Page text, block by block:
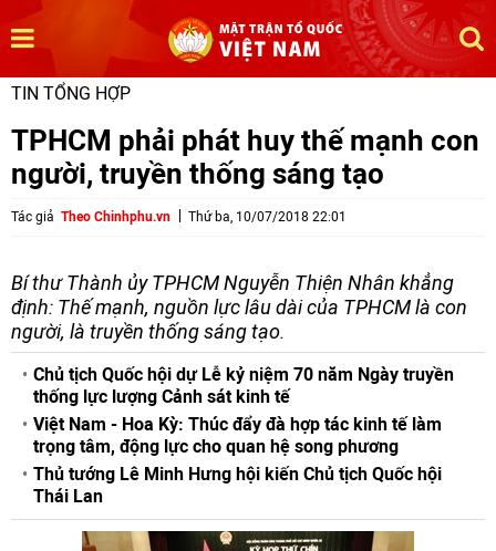
TIN TỔNG HỢP
TPHCM phải phát huy thế mạnh con
người, truyền thống sáng tạo
Tác giả Theo Chinhphu.vn Thứ ba, 10/07/2018 22:01
Bí thư Thành ủy TPHCM Nguyễn Thiện Nhân khẳng
định: Thế mạnh, nguồn lực lâu dài của TPHCM là con
người, là truyền thống sáng tạo.
Chủ tịch Quốc hội dự Lễ kỷ niệm 70 năm Ngày truyền
thống lực lượng Cảnh sát kinh tế
Việt Nam - Hoa Kỳ: Thúc đẩy đà hợp tác kinh tế làm
trọng tâm, động lực cho quan hệ song phương
Thủ tướng Lê Minh Hưng hội kiến Chủ tịch Quốc hội
Thái Lan